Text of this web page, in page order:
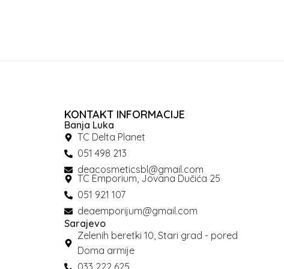
KONTAKT INFORMACIJE
Banja Luka
TC Delta Planet
051 498 213
deacosmeticsbl@gmail.com
TC Emporium, Jovana Dučića 25
051 921 107
deaemporijum@gmail.com
Sarajevo
Zelenih beretki 10, Stari grad - pored
Doma armije